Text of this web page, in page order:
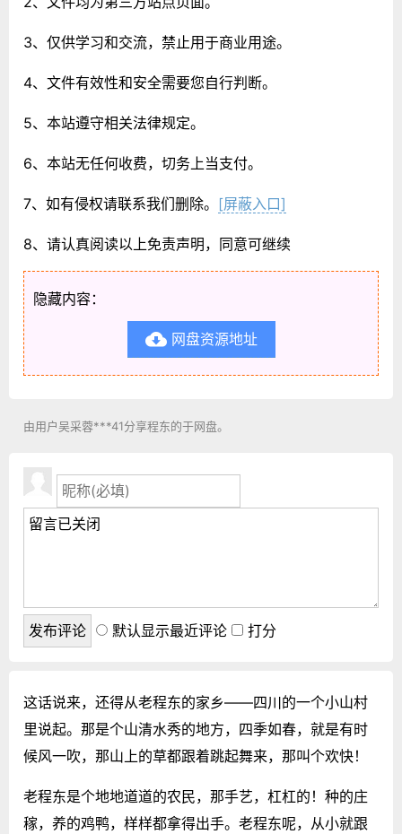
3、仅供学习和交流，禁止用于商业用途。
4、文件有效性和安全需要您自行判断。
5、本站遵守相关法律规定。
6、本站无任何收费，切务上当支付。
7、如有侵权请联系我们删除。 [屏蔽入口]
8、请认真阅读以上免责声明，同意可继续
隐藏内容：
网盘资源地址
由用户吴采蓉***41分享程东的于网盘。
默认显示最近评论 打分
这话说来，还得从老程东的家乡——四川的一个小山村
里说起。那是个山清水秀的地方，四季如春，就是有时
候风一吹，那山上的草都跟着跳起舞来，那叫个欢快！
老程东是个地地道道的农民，那手艺，杠杠的！种的庄
稼，养的鸡鸭，样样都拿得出手。老程东呢，从小就跟